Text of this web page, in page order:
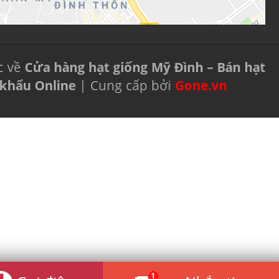
về Cửa hàng hạt giống Mỹ Đình – Bán hạt
Online| Cung cấp bởi Gone.vn